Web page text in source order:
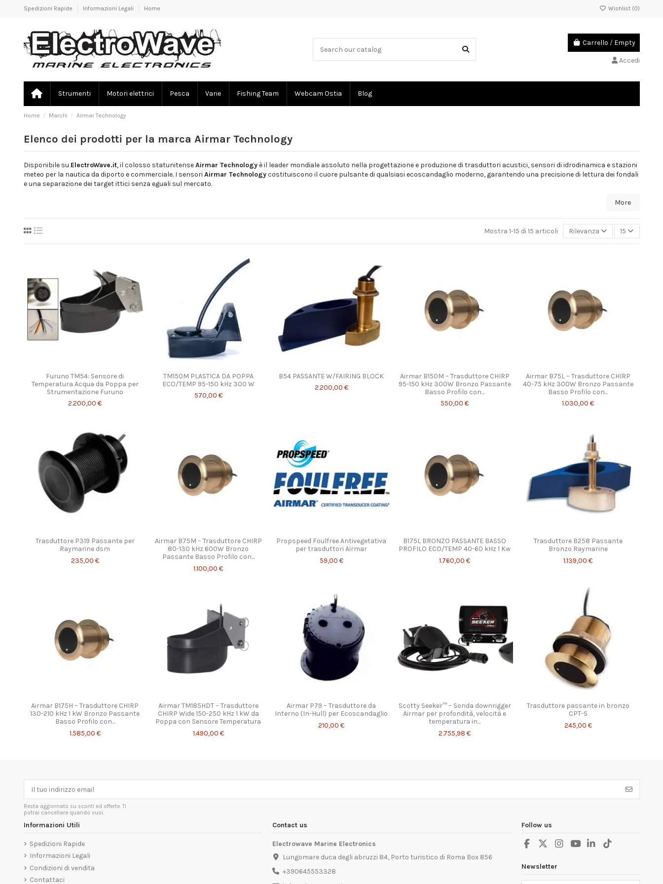
Spedizioni Rapide Informazioni Legali Home Wishlist (0)
Carrello / Empty
Accedi
Strumenti Motori elettrici Pesca Varie Fishing Team Webcam Ostia Blog
Home Marchi Airmar Technology
Elenco dei prodotti per la marca Airmar Technology
Disponibile su ElectroWave.it, il colosso statunitenseAirmar Technologyè il leader mondiale assoluto nella progettazione e produzione di trasduttori acustici, sensori di idrodinamica e stazioni
meteo per la nautica da diporto e commerciale. I sensori Airmar Technologycostituiscono il cuore pulsante di qualsiasi ecoscandaglio moderno, garantendo una precisione di lettura dei fondali
e una separazione dei target ittici senza eguali sul mercato.
More
Mostra 1-15 di 15 articoli Rilevanza 15
Furuno TM54: Sensore di
Temperatura Acqua da Poppa per
Strumentazione Furuno
2.200,00 €
TM150M PLASTICA DA POPPA
ECO/TEMP 95-150 kHz 300 W
570,00 €
B54 PASSANTE W/FAIRING BLOCK
2.200,00 €
Airmar B150M – Trasduttore CHIRP
95-150 kHz 300W Bronzo Passante
Basso Profilo con...
550,00 €
Airmar B75L – Trasduttore CHIRP
40-75 kHz 300W Bronzo Passante
Basso Profilo con...
1.030,00 €
Trasduttore P319 Passante per
Raymarine dsm
235,00 €
Airmar B75M – Trasduttore CHIRP
80-130 kHz 600W Bronzo
Passante Basso Profilo con...
1.100,00 €
Propspeed Foulfree Antivegetativa
per trasduttori Airmar
59,00 €
B175L BRONZO PASSANTE BASSO
PROFILO ECO/TEMP 40-60 kHz 1 Kw
1.760,00 €
Trasduttore B258 Passante
Bronzo Raymarine
1.139,00 €
Airmar B175H – Trasduttore CHIRP
130-210 kHz 1 kW Bronzo Passante
Basso Profilo con...
1.585,00 €
Airmar TM185HDT – Trasduttore
CHIRP Wide 150-250 kHz 1 kW da
Poppa con Sensore Temperatura
1.490,00 €
Airmar P79 – Trasduttore da
Interno (In-Hull) per Ecoscandaglio
210,00 €
Scotty Seeker™ – Sonda downrigger
Airmar per profondità, velocità e
temperatura in...
2.755,98 €
Trasduttore passante in bronzo
CPT-S
245,00 €
Resta aggiornato su sconti ed offerte. Ti
potrai cancellare quando vuoi.
Informazioni Utili
Spedizioni Rapide
Informazioni Legali
Condizioni di vendita
Contattaci
Contact us
Electrowave Marine Electronics
Lungomare duca degli abruzzi 84, Porto turistico di Roma Box 856
+390645553328
Follow us
Newsletter